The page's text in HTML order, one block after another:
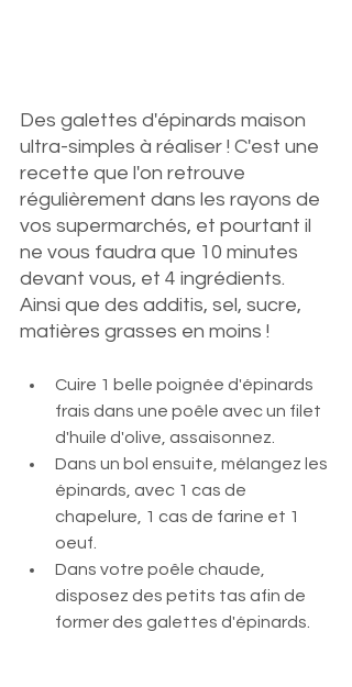
Des galettes d'épinards maison
ultra-simples à réaliser ! C'est une
recette que l'on retrouve
régulièrement dans les rayons de
vos supermarchés, et pourtant il
ne vous faudra que 10 minutes
devant vous, et 4 ingrédients.
Ainsi que des additis, sel, sucre,
matières grasses en moins !
Cuire 1 belle poignée d'épinards
frais dans une poêle avec un filet
d'huile d'olive, assaisonnez.
Dans un bol ensuite, mélangez les
épinards, avec 1 cas de
chapelure, 1 cas de farine et 1
oeuf.
Dans votre poêle chaude,
disposez des petits tas afin de
former des galettes d'épinards.